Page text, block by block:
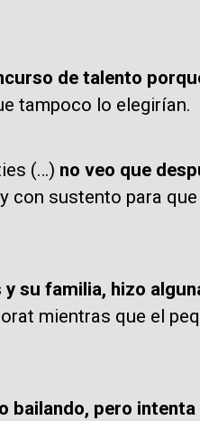
de talento
tampoco lo elegirían.
(…) no veo que
y con sustento para
su familia, hizo
mientras que el
bailando, pero